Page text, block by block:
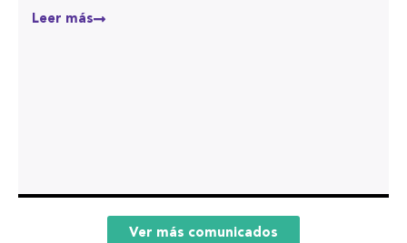
Leer más
Ver más comunicados